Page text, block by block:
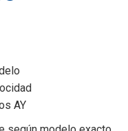
AY